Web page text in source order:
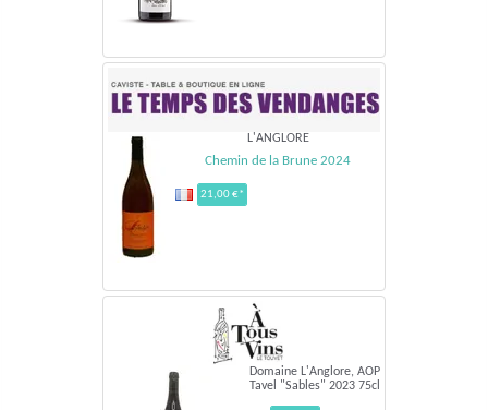
L'ANGLORE
Chemin de la Brune 2024
21,00 €*
Domaine L'Anglore, AOP
Tavel "Sables" 2023 75cl